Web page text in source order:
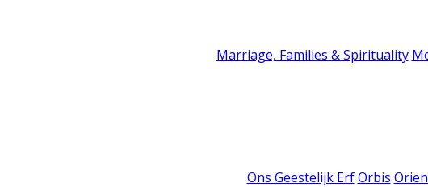
Marriage, Families & Spirituality
Ons Geestelijk Erf Orbis